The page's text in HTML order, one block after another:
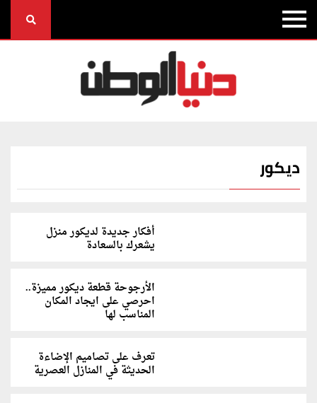
ديكور
أفكار جديدة لديكور منزل
يشعرك بالسعادة
الأرجوحة قطعة ديكور مميزة..
احرصي على ايجاد المكان
المناسب لها
تعرف على تصاميم الإضاءة
الحديثة في المنازل العصرية